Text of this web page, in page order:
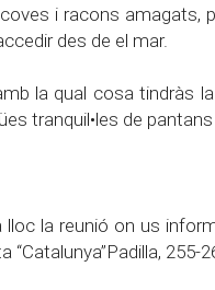
i racons amagats,
des de el mar.
la qual cosa
tranquil•les de pantans
la reunió on us
“Catalunya”Padilla,